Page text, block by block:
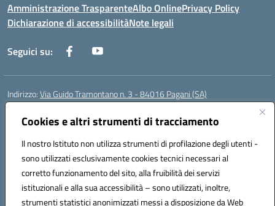
Cookies e altri strumenti di tracciamento
Il nostro Istituto non utilizza strumenti di profilazione degli utenti -
sono utilizzati esclusivamente cookies tecnici necessari al
corretto funzionamento del sito, alla fruibilità dei servizi
istituzionali e alla sua accessibilità – sono utilizzati, inoltre,
strumenti statistici anonimizzati messi a disposizione da Web
Amministrazione TrasparenteAlbo OnlinePrivacy Policy
Dichiarazione di accessibilitàNote legali
Seguici su:
Indirizzo:Via Guido Tramontano n. 3 - 84016 Pagani (SA)
Centralino:
Posta elettronica certificata (PEC):saps08000t@pec.istruzione.it
Codice fiscale: 80022400651
Codice meccanografico:SAPS08000T
Codice Indice delle Pubbliche Amministrazioni (IPA): istsc_saps08000t
Codice unico di fatturazione (CUF): UFC29W